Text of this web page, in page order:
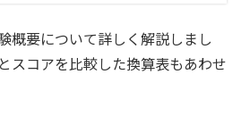
概要について詳しく解説しまし
スコアを比較した換算表もあわせ